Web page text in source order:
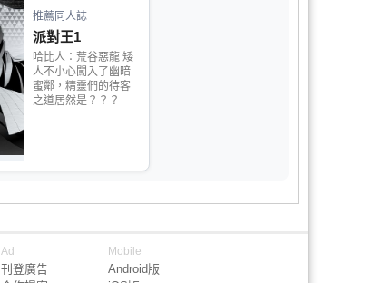
推薦同人誌
派對王1
哈比人：荒谷惡龍 矮
人不小心闖入了幽暗
蜜鄰，精靈們的待客
之道居然是？？？
Ad
刊登廣告
Mobile
Android版